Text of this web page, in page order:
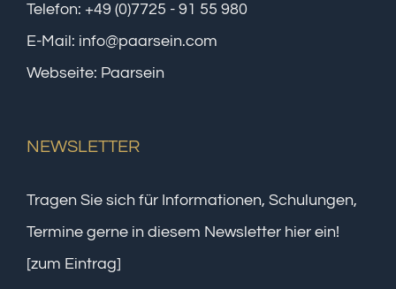
Telefon: +49 (0)7725 - 91 55 980
E-Mail: info@paarsein.com
Webseite: Paarsein
NEWSLETTER
Tragen Sie sich für Informationen, Schulungen,
Termine gerne in diesem Newsletter hier ein!
[zum Eintrag]